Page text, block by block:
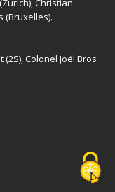
Christian
(Bruxelles).
Colonel Joël Bros